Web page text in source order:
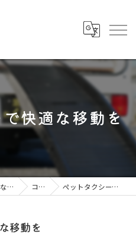
快適な移動を
東京都足立区のペットタクシーならcocoタク 東京足立店 コラム ペットタクシーで快適な移動を
移動を